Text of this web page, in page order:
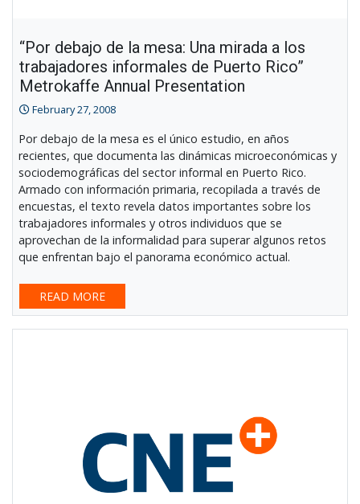
“Por debajo de la mesa: Una mirada a los
trabajadores informales de Puerto Rico”
Metrokaffe Annual Presentation
February 27, 2008
Por debajo de la mesa es el único estudio, en años
recientes, que documenta las dinámicas microeconómicas y
sociodemográficas del sector informal en Puerto Rico.
Armado con información primaria, recopilada a través de
encuestas, el texto revela datos importantes sobre los
trabajadores informales y otros individuos que se
aprovechan de la informalidad para superar algunos retos
que enfrentan bajo el panorama económico actual.
READ MORE